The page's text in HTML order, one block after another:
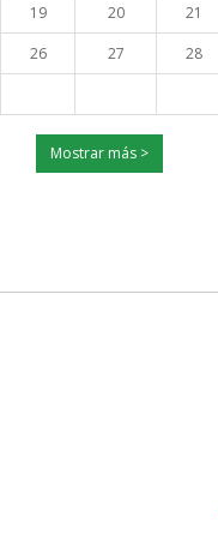
19
20 21
26
27 28
Mostrar más >